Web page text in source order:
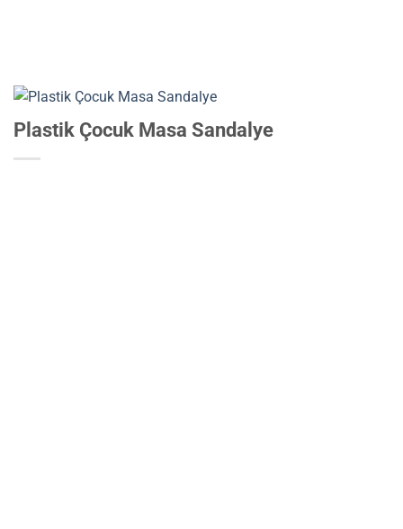
Plastik Çocuk Masa Sandalye